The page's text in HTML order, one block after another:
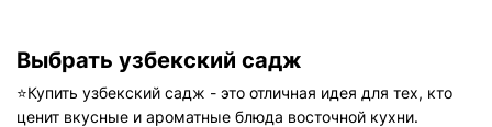
Выбрать узбекский садж
⭐️Купить узбекский садж - это отличная идея для тех, кто
ценит вкусные и ароматные блюда восточной кухни.